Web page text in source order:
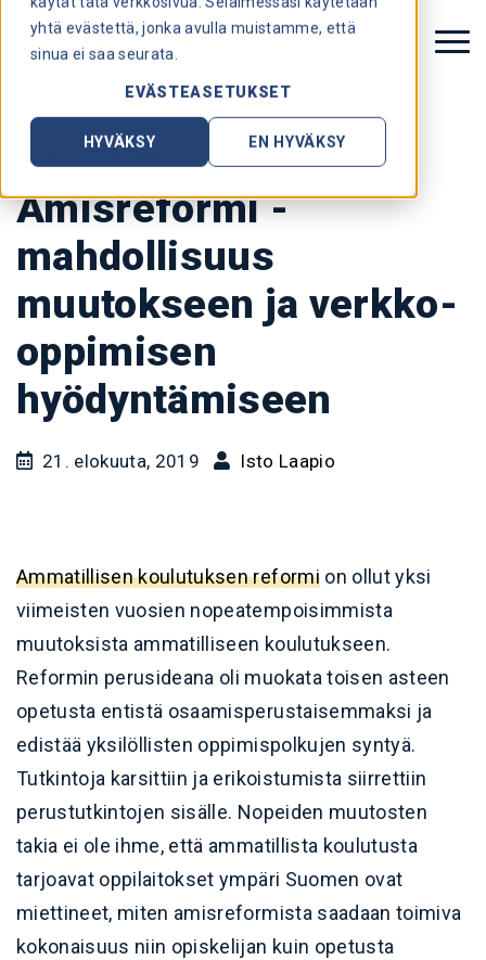
yhtä evästettä, jonka avulla muistamme, että
sinua ei saa seurata.
EVÄSTEASETUKSET
HYVÄKSY EN HYVÄKSY
ASIAKASTARINAT
Amisreformi -
mahdollisuus
muutokseen ja verkko-
oppimisen
hyödyntämiseen
21. elokuuta, 2019 Isto Laapio
Ammatillisen koulutuksen reformion ollut yksi
viimeisten vuosien nopeatempoisimmista
muutoksista ammatilliseen koulutukseen.
Reformin perusideana oli muokata toisen asteen
opetusta entistä osaamisperustaisemmaksi ja
edistää yksilöllisten oppimispolkujen syntyä.
Tutkintoja karsittiin ja erikoistumista siirrettiin
perustutkintojen sisälle. Nopeiden muutosten
takia ei ole ihme, että ammatillista koulutusta
tarjoavat oppilaitokset ympäri Suomen ovat
miettineet, miten amisreformista saadaan toimiva
kokonaisuus niin opiskelijan kuin opetusta